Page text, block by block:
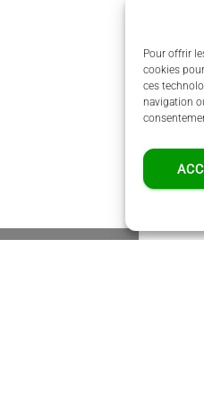
Pour offrir
cookies
ces
navigation